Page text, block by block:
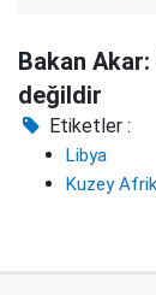
Bakan
değildir
Etiketler :
Libya
Kuzey